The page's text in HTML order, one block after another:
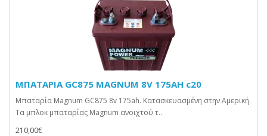
ΜΠΑΤΑΡΙΑ GC875 MAGNUM 8V 175AH c20
Μπαταρία Magnum GC875 8v 175ah. Κατασκευασμένη στην Αμερική.
Τα μπλοκ μπαταρίας Magnum ανοιχτού τ..
210,00€